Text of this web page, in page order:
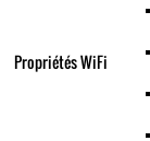
Propriétés WiFi